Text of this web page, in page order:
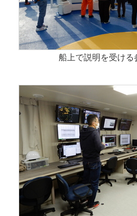
船上で説明を受ける